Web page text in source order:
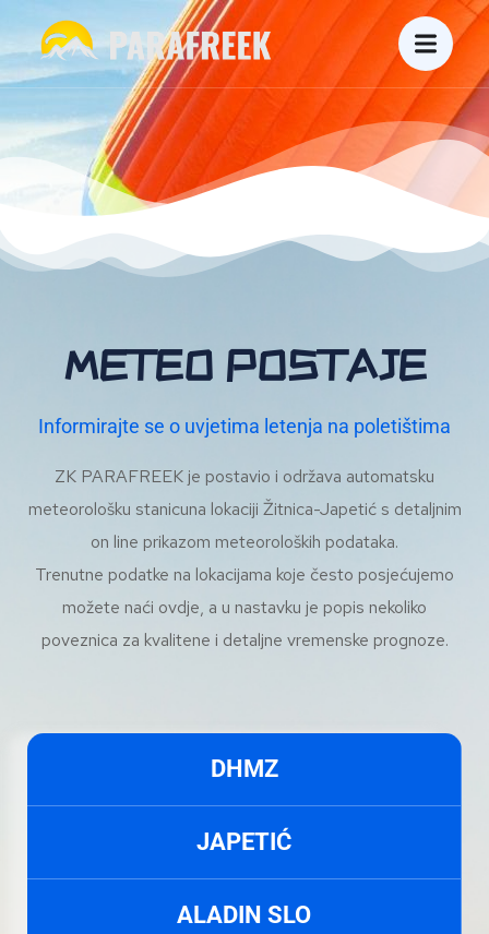
METEO POSTAJE
Informirajte se o uvjetima letenja na poletištima
ZK PARAFREEK je postavio i održava automatsku
meteorološku stanicuna lokaciji Žitnica-Japetić s detaljnim
on line prikazom meteoroloških podataka.
Trenutne podatke na lokacijama koje često posjećujemo
možete naći ovdje, a u nastavku je popis nekoliko
poveznica za kvalitene i detaljne vremenske prognoze.
DHMZ
JAPETIĆ
ALADIN SLO